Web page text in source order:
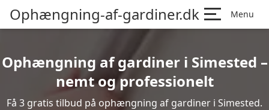
Ophængning-af-gardiner.dk Menu
Ophængning af gardiner i Simested –
nemt og professionelt
Få 3 gratis tilbud på ophængning af gardiner i Simested.